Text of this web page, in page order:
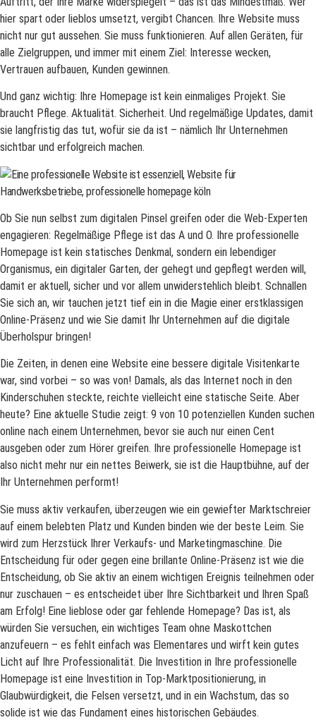
hier spart oder lieblos umsetzt, vergibt Chancen. Ihre Website muss
nicht nur gut aussehen. Sie muss funktionieren. Auf allen Geräten, für
alle Zielgruppen, und immer mit einem Ziel: Interesse wecken,
Vertrauen aufbauen, Kunden gewinnen.
Und ganz wichtig: Ihre Homepage ist kein einmaliges Projekt. Sie
braucht Pflege. Aktualität. Sicherheit. Und regelmäßige Updates, damit
sie langfristig das tut, wofür sie da ist – nämlich Ihr Unternehmen
sichtbar und erfolgreich machen.
Ob Sie nun selbst zum digitalen Pinsel greifen oder die Web-Experten
engagieren: Regelmäßige Pflege ist das A und O. Ihre professionelle
Homepage ist kein statisches Denkmal, sondern ein lebendiger
Organismus, ein digitaler Garten, der gehegt und gepflegt werden will,
damit er aktuell, sicher und vor allem unwiderstehlich bleibt. Schnallen
Sie sich an, wir tauchen jetzt tief ein in die Magie einer erstklassigen
Online-Präsenz und wie Sie damit Ihr Unternehmen auf die digitale
Überholspur bringen!
Die Zeiten, in denen eine Website eine bessere digitale Visitenkarte
war, sind vorbei – so was von! Damals, als das Internet noch in den
Kinderschuhen steckte, reichte vielleicht eine statische Seite. Aber
heute? Eine aktuelle Studie zeigt: 9 von 10 potenziellen Kunden suchen
online nach einem Unternehmen, bevor sie auch nur einen Cent
ausgeben oder zum Hörer greifen. Ihre professionelle Homepage ist
also nicht mehr nur ein nettes Beiwerk, sie ist die Hauptbühne, auf der
Ihr Unternehmen performt!
Sie muss aktiv verkaufen, überzeugen wie ein gewiefter Marktschreier
auf einem belebten Platz und Kunden binden wie der beste Leim. Sie
wird zum Herzstück Ihrer Verkaufs- und Marketingmaschine. Die
Entscheidung für oder gegen eine brillante Online-Präsenz ist wie die
Entscheidung, ob Sie aktiv an einem wichtigen Ereignis teilnehmen oder
nur zuschauen – es entscheidet über Ihre Sichtbarkeit und Ihren Spaß
am Erfolg! Eine lieblose oder gar fehlende Homepage? Das ist, als
würden Sie versuchen, ein wichtiges Team ohne Maskottchen
anzufeuern – es fehlt einfach was Elementares und wirft kein gutes
Licht auf Ihre Professionalität. Die Investition in Ihre professionelle
Homepage ist eine Investition in Top-Marktpositionierung, in
Glaubwürdigkeit, die Felsen versetzt, und in ein Wachstum, das so
solide ist wie das Fundament eines historischen Gebäudes.